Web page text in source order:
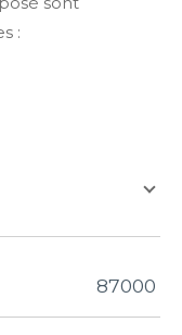
:
87000